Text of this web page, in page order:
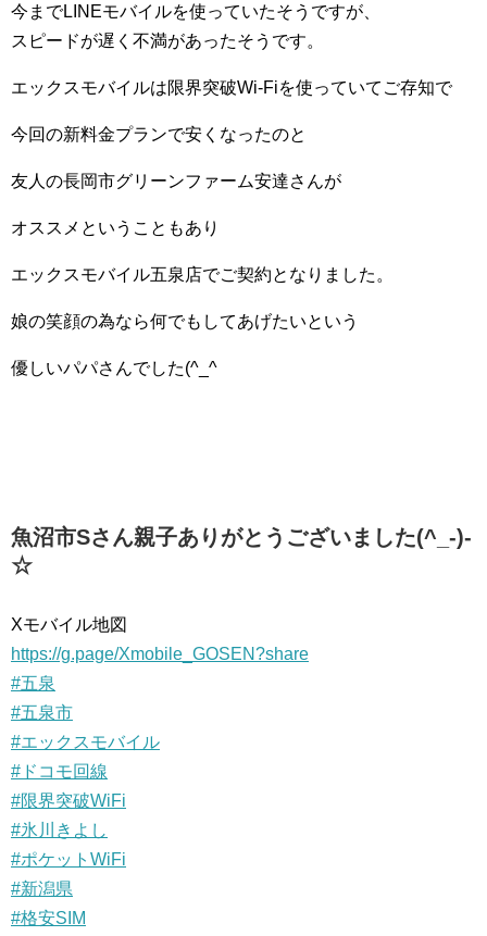
今までLINEモバイルを使っていたそうですが、
スピードが遅く不満があったそうです。
エックスモバイルは限界突破Wi-Fiを使っていてご存知で
今回の新料金プランで安くなったのと
友人の長岡市グリーンファーム安達さんが
オススメということもあり
エックスモバイル五泉店でご契約となりました。
娘の笑顔の為なら何でもしてあげたいという
優しいパパさんでした(^_^
魚沼市Sさん親子ありがとうございました(^_-)-
☆
Xモバイル地図
https://g.page/Xmobile_GOSEN?share
#五泉
#五泉市
#エックスモバイル
#ドコモ回線
#限界突破WiFi
#氷川きよし
#ポケットWiFi
#新潟県
#格安SIM